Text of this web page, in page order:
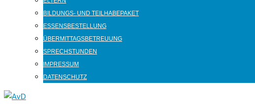
BILDUNGS- UND TEILHABEPAKET
ESSENSBESTELLUNG
ÜBERMITTAGSBETREUUNG
SPRECHSTUNDEN
IMPRESSUM
DATENSCHUTZ